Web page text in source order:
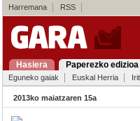
Harremana RSS
Hasiera Paperezko edizioa
Eguneko gaiak Euskal Herria
2013ko maiatzaren 15a